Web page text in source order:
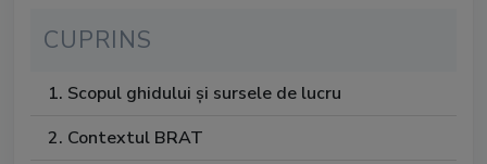
CUPRINS
1. Scopul ghidului și sursele de lucru
2. Contextul BRAT